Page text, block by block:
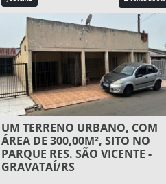
UM TERRENO URBANO, COM
ÁREA DE 300,00M², SITO NO
PARQUE RES. SÃO VICENTE -
GRAVATAÍ/RS